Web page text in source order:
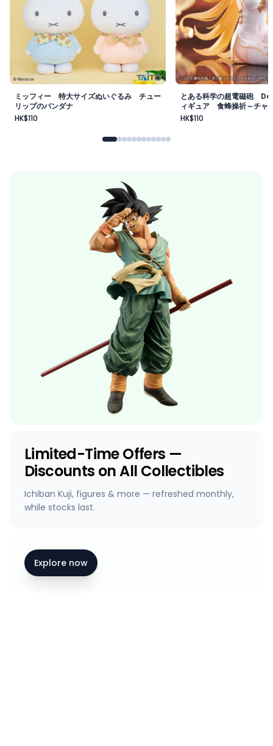
ミッフィー 特大サイズぬいぐるみ チュー
リップのバンダナ
HK$110
とある科学の超電磁砲
ィギュア 食蜂操祈～チャ
HK$110
Limited-Time Offers —
Discounts on All Collectibles
Ichiban Kuji, figures & more — refreshed monthly,
while stocks last.
Explore now